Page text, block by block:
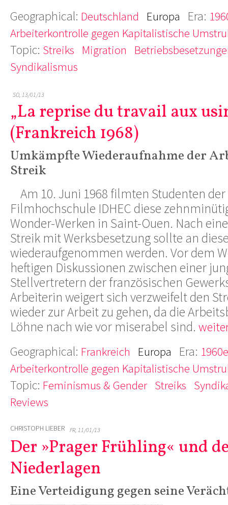
Geographical: Deutschland Europa Era:
Arbeiterkontrolle gegen Kapitalistische
Topic: Streiks Migration
Syndikalismus
SO, 13/01/13
„La reprise du travail aux
(Frankreich 1968)
Umkämpfte Wiederaufnahme der
Streik
Am 10. Juni 1968 filmten Studenten
Filmhochschule IDHEC diese
Wonder-Werken in Saint-Ouen. Nach
Streik mit Werksbesetzung sollte an
wiederaufgenommen werden. Vor dem
heftigen Diskussionen zwischen einer
Stellvertretern der französischen
Arbeiterin weigert sich verzweifelt den
wieder zur Arbeit zu gehen, da die
Löhne nach wie vor miserabel sind.
Geographical: Frankreich Europa Era:
Arbeiterkontrolle gegen Kapitalistische
Topic: Feminismus & Gender Streiks
Reviews
CHRISTOPH LIEBER FR, 11/01/13
Der »Prager Frühling« und
Niederlagen
Eine Verteidigung gegen seine